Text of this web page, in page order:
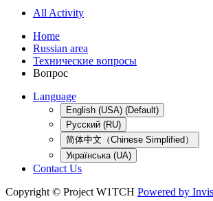
All Activity
Home
Russian area
Технические вопросы
Вопрос
Language
English (USA) (Default)
Русский (RU)
简体中文（Chinese Simplified）
Українська (UA)
Contact Us
Copyright © Project W1TCH Powered by